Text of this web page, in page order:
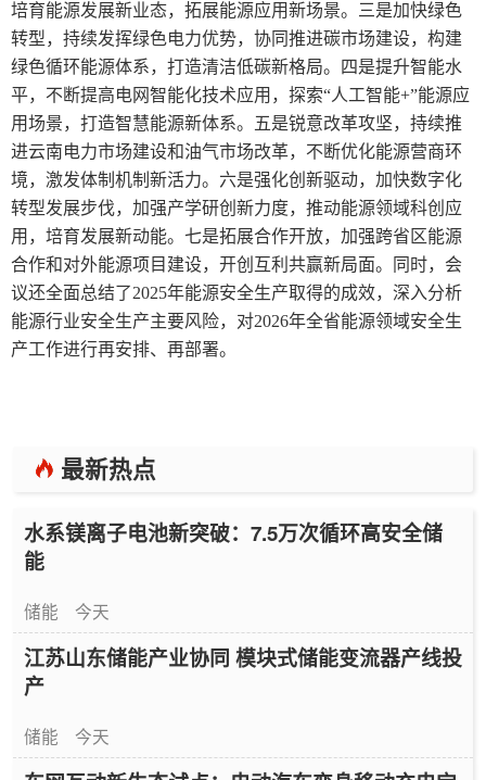
培育能源发展新业态，拓展能源应用新场景。三是加快绿色
转型，持续发挥绿色电力优势，协同推进碳市场建设，构建
绿色循环能源体系，打造清洁低碳新格局。四是提升智能水
平，不断提高电网智能化技术应用，探索“人工智能+”能源应
用场景，打造智慧能源新体系。五是锐意改革攻坚，持续推
进云南电力市场建设和油气市场改革，不断优化能源营商环
境，激发体制机制新活力。六是强化创新驱动，加快数字化
转型发展步伐，加强产学研创新力度，推动能源领域科创应
用，培育发展新动能。七是拓展合作开放，加强跨省区能源
合作和对外能源项目建设，开创互利共赢新局面。同时，会
议还全面总结了2025年能源安全生产取得的成效，深入分析
能源行业安全生产主要风险，对2026年全省能源领域安全生
产工作进行再安排、再部署。
最新热点
水系镁离子电池新突破：7.5万次循环高安全储
能
储能 今天
江苏山东储能产业协同 模块式储能变流器产线投
产
储能 今天